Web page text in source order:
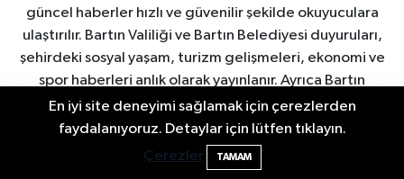
güncel haberler hızlı ve güvenilir şekilde okuyuculara
ulaştırılır. Bartın Valiliği ve Bartın Belediyesi duyuruları,
şehirdeki sosyal yaşam, turizm gelişmeleri, ekonomi ve
spor haberleri anlık olarak yayınlanır. Ayrıca Bartın
nöbetçi eczaneler, hava durumu, namaz vakitleri ve
önemli şehir duyuruları düzenli olarak güncellenir. Bartın
İnfo, Bartın’ın nabzını tutan güvenilir yerel haber
platformudur.
En iyi site deneyimi sağlamak için çerezlerden
faydalanıyoruz. Detaylar için lütfen tıklayın.
Çerezler
TAMAM
2 Buzağı Hediyeli Bal Festivalinde Hande
Ünsal Sahne Alacak